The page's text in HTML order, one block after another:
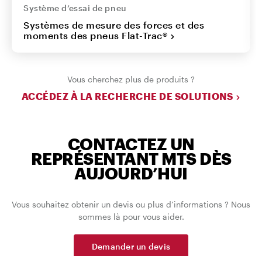
Système d’essai de pneu
Systèmes de mesure des forces et des
moments des pneus Flat-Trac®
Vous cherchez plus de produits ?
ACCÉDEZ À LA RECHERCHE DE SOLUTIONS
CONTACTEZ UN
REPRÉSENTANT MTS DÈS
AUJOURD’HUI
Vous souhaitez obtenir un devis ou plus d’informations ? Nous
sommes là pour vous aider.
Demander un devis